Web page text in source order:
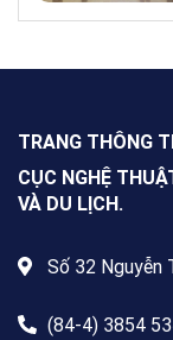
TRANG THÔNG
CỤC NGHỆ
VÀ DU LỊCH.
Số 32 Nguyễn
(84-4) 3854